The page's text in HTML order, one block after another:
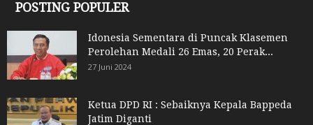
POSTING POPULER
Idonesia Sementara di Puncak Klasemen
Perolehan Medali 26 Emas, 20 Perak...
27 Juni 2024
Ketua DPD RI : Sebaiknya Kepala Bappeda
Jatim Diganti